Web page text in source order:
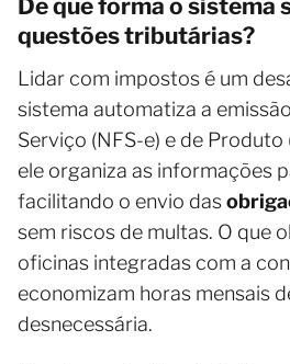
De que forma o sistema
questões tributárias?
Lidar com impostos é um
sistema automatiza a
Serviço (NFS-e) e de Produto
ele organiza as informações
facilitando o envio das
sem riscos de multas. O que
oficinas integradas com a
economizam horas mensais
desnecessária.